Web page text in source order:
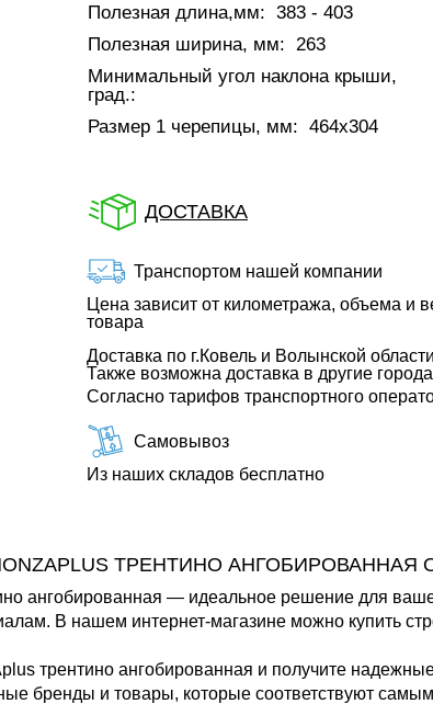
Полезная длина,мм: 383 - 403
Полезная ширина, мм: 263
Минимальный угол наклона крыши,
град.:
Размер 1 черепицы, мм: 464х304
ДОСТАВКА
Транспортом нашей компании
Цена зависит от километража, объема и
товара
Доставка по г.Ковель и Волынской
Также возможна доставка в другие
Согласно тарифов транспортного
Самовывоз
Из наших складов бесплатно
ТРЕНТИНО АНГОБИРОВАННАЯ
ангобированная — идеальное решение для
В нашем интернет-магазине можно купить
трентино ангобированная и получите
бренды и товары, которые соответствуют